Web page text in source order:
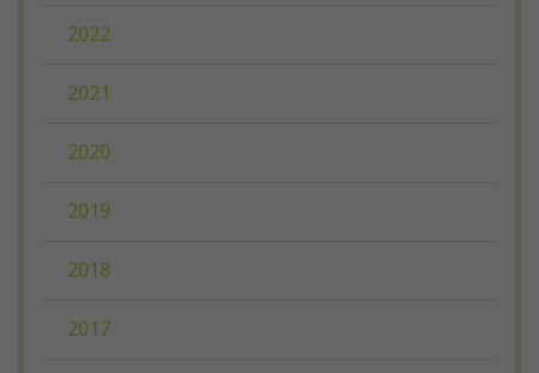
2022
2021
2020
2019
2018
2017